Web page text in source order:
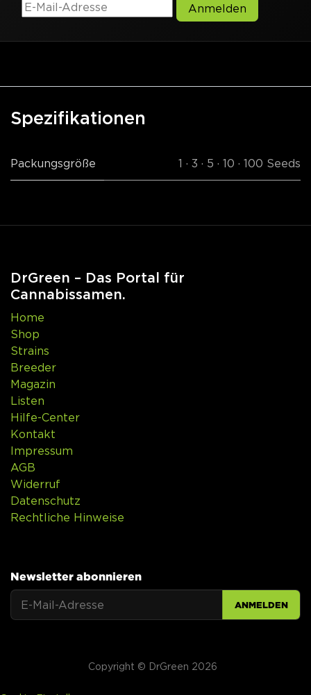
Anmelden
Spezifikationen
Packungsgröße 1 · 3 · 5 · 10 · 100 Seeds
DrGreen – Das Portal für
Cannabissamen.
Home
Shop
Strains
Breeder
Magazin
Listen
Hilfe-Center
Kontakt
Impressum
AGB
Widerruf
Datenschutz
Rechtliche Hinweise
Newsletter abonnieren
ANMELDEN
Copyright © DrGreen 2026